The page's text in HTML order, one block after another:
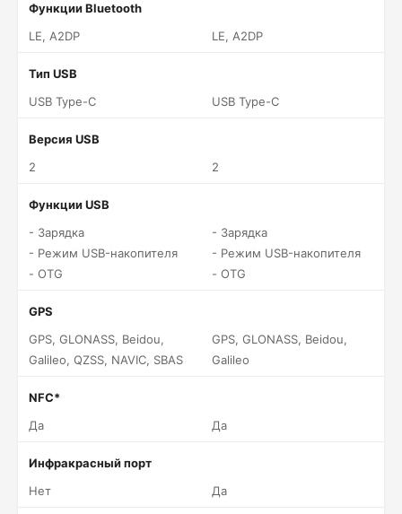
Функции Bluetooth
LE, A2DP
LE, A2DP
Тип USB
USB Type-C
USB Type-C
Версия USB
2
2
Функции USB
- Зарядка
- Режим USB-накопителя
- OTG
- Зарядка
- Режим USB-накопителя
- OTG
GPS
GPS, GLONASS, Beidou,
Galileo, QZSS, NAVIC, SBAS
GPS, GLONASS, Beidou,
Galileo
NFC*
Да
Да
Инфракрасный порт
Нет
Да